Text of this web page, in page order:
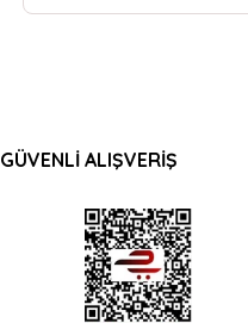
GÜVENLİ ALIŞVERİŞ